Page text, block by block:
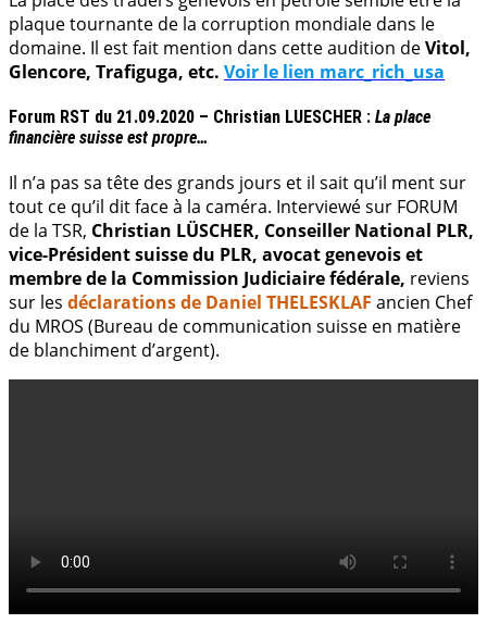
plaque tournante de la corruption mondiale dans le
domaine. Il est fait mention dans cette audition deVitol,
Glencore, Trafiguga, etc. Voir le lien marc_rich_usa
Forum RST du 21.09.2020 – Christian LUESCHER : La place
financière suisse est propre…
Il n’a pas sa tête des grands jours et il sait qu’il ment sur
tout ce qu’il dit face à la caméra. Interviewé sur FORUM
de la TSR, Christian LÜSCHER, Conseiller National PLR,
vice-Président suisse du PLR, avocat genevois et
membre de la Commission Judiciaire fédérale, reviens
sur les déclarations de Daniel THELESKLAF ancien Chef
du MROS (Bureau de communication suisse en matière
de blanchiment d’argent).